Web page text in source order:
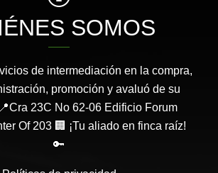
SOMOS
de intermediación en la compra,
promoción y avaluó de su
23C No 62-06 Edificio Forum
Of 203 🏢 ¡Tu aliado en finca raíz!
🔑